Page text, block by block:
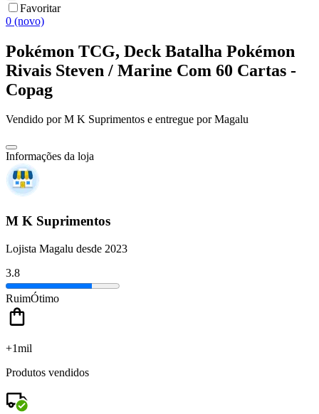
Favoritar
0 (novo)
Pokémon TCG, Deck Batalha Pokémon
Rivais Steven / Marine Com 60 Cartas -
Copag
Vendido porM K Suprimentos e entregue por Magalu
Informações da loja
M K Suprimentos
Lojista Magalu desde 2023
3.8
RuimÓtimo
+1mil
Produtos vendidos